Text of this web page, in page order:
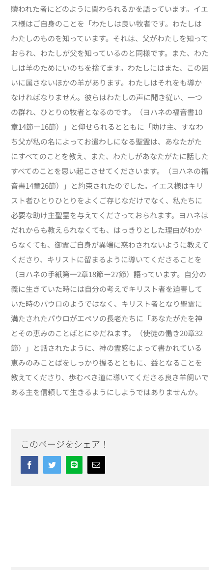
贖われた者にどのように関わられるかを語っています。イエ
ス様はご自身のことを「わたしは良い牧者です。わたしは
わたしのものを知っています。それは、父がわたしを知って
おられ、わたしが父を知っているのと同様です。また、わた
しは羊のためにいのちを捨てます。わたしにはまた、この囲
いに属さないほかの羊があります。わたしはそれをも導か
なければなりません。彼らはわたしの声に聞き従い、一つ
の群れ、ひとりの牧者となるのです。（ヨハネの福音書10
章14節ー16節）」と仰せられるとともに「助け主、すなわ
ち父が私の名によってお遣わしになる聖霊は、あなたがた
にすべてのことを教え、また、わたしがあなたがたに話した
すべてのことを思い起こさせてくださいます。（ヨハネの福
音書14章26節）」と約束されたのでした。イエス様はキリ
スト者ひとりひとりをよくご存じなだけでなく、私たちに
必要な助け主聖霊を与えてくださっておられます。ヨハネは
だれからも教えられなくても、はっきりとした理由がわか
らなくても、御霊ご自身が異端に惑わされないように教えて
くださり、キリストに留まるように導いてくださることを
（ヨハネの手紙第一2章18節ー27節）語っています。自分の
義に生きていた時には自分の考えでキリスト者を迫害して
いた時のパウロのようではなく、キリスト者となり聖霊に
満たされたパウロがエペソの長老たちに「あなたがたを神
とその恵みのことばとにゆだねます。（使徒の働き20章32
節）」と話されたように、神の霊感によって書かれている
恵みのみことばをしっかり握るとともに、益となることを
教えてくださり、歩むべき道に導いてくださる良き羊飼いで
ある主を信頼して生きるようにしようではありませんか。
このページをシェア！
FacebookTwitterLine Email